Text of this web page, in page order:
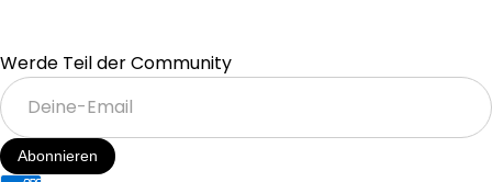
Werde Teil der Community
Deine-
Email
Abonnieren